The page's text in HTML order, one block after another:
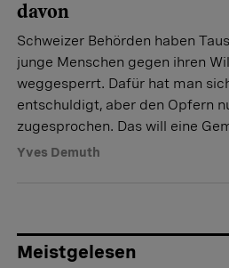
davon
Schweizer Behörden haben
junge Menschen gegen ihren
weggesperrt. Dafür hat man
entschuldigt, aber den Opfern
zugesprochen. Das will eine
Yves Demuth
Meistgelesen